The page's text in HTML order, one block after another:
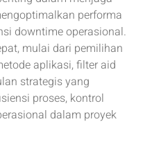
performa
downtime operasional.
mulai dari pemilihan
aplikasi, filter aid
strategis yang
proses, kontrol
dalam proyek